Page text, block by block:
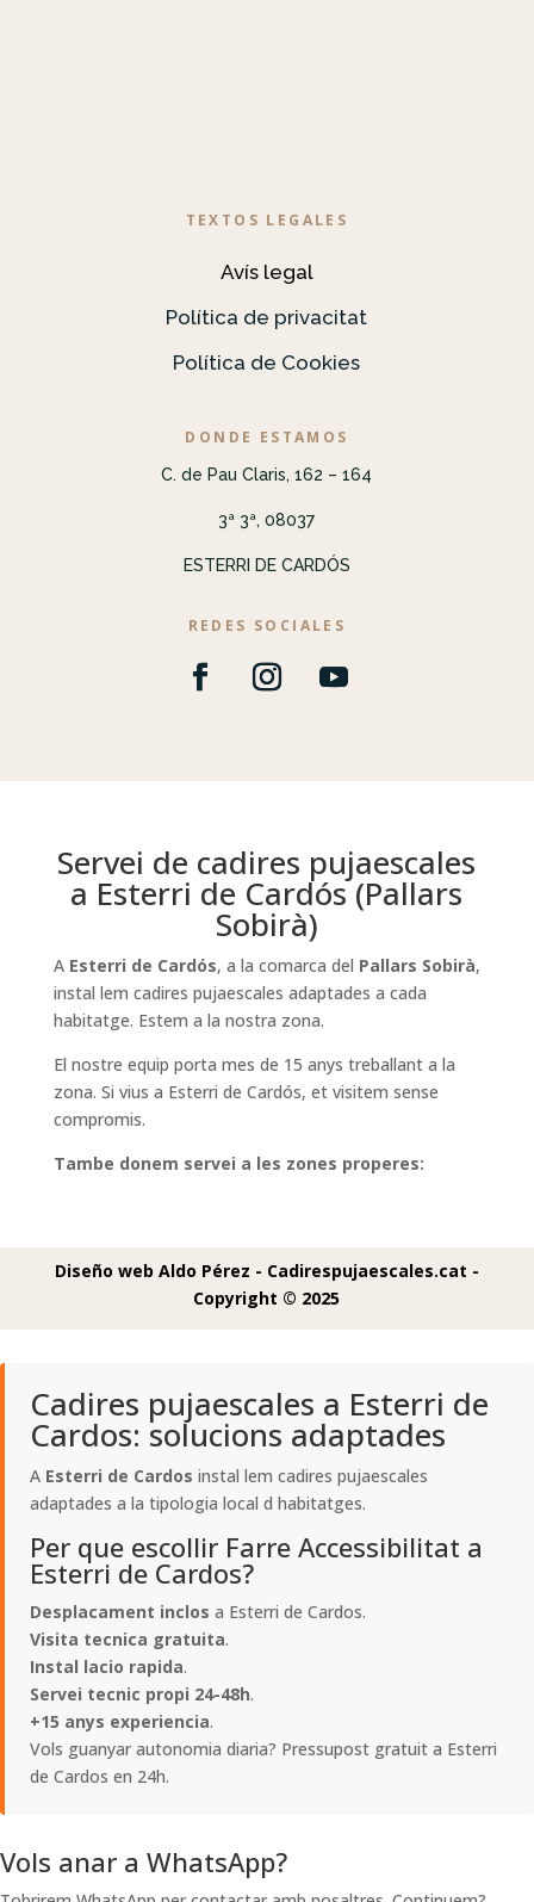
TEXTOS LEGALES
Avís legal
Política de privacitat
Política de Cookies
DONDE ESTAMOS
C. de Pau Claris, 162 – 164
3ª 3ª, 08037
ESTERRI DE CARDÓS
REDES SOCIALES
Servei de cadires pujaescales
a Esterri de Cardós (Pallars
Sobirà)
A Esterri de Cardós, a la comarca del Pallars Sobirà,
instal lem cadires pujaescales adaptades a cada
habitatge. Estem a la nostra zona.
El nostre equip porta mes de 15 anys treballant a la
zona. Si vius a Esterri de Cardós, et visitem sense
compromis.
Tambe donem servei a les zones properes:
Diseño web Aldo Pérez - Cadirespujaescales.cat -
Copyright © 2025
Cadires pujaescales a Esterri de
Cardos: solucions adaptades
A Esterri de Cardos instal lem cadires pujaescales
adaptades a la tipologia local d habitatges.
Per que escollir Farre Accessibilitat a
Esterri de Cardos?
Desplacament inclos a Esterri de Cardos.
Visita tecnica gratuita.
Instal lacio rapida.
Servei tecnic propi 24-48h.
+15 anys experiencia.
Vols guanyar autonomia diaria? Pressupost gratuit a Esterri
de Cardos en 24h.
Vols anar a WhatsApp?